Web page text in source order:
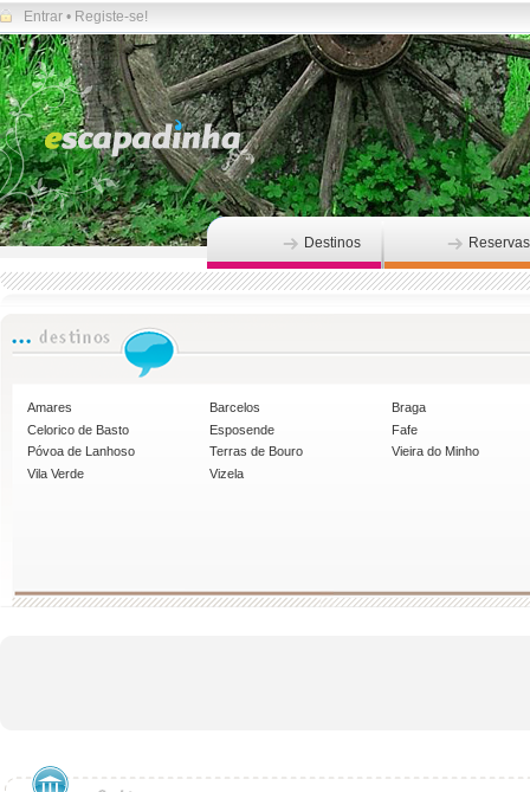
Entrar • Registe-se!
Destinos Reservas
Amares Barcelos
Braga
Celorico de Basto
Esposende
Fafe
Póvoa de Lanhoso
Terras de Bouro
Vieira do Minho
Vila Verde
Vizela